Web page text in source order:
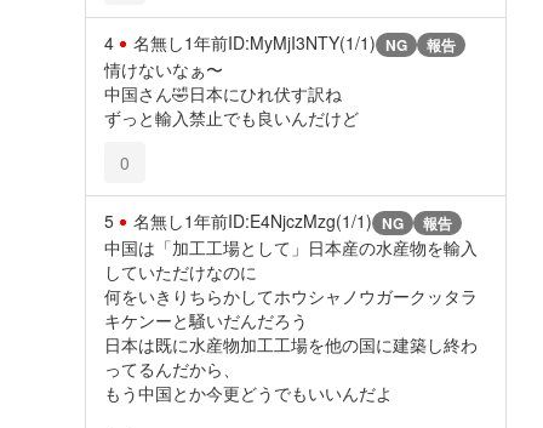
4 名無し1年前ID:MyMjI3NTY(1/1) NG 報告
情けないなぁ〜
中国さん🤣日本にひれ伏す訳ね
ずっと輸入禁止でも良いんだけど
0
5 名無し1年前ID:E4NjczMzg(1/1) NG 報告
中国は「加工工場として」日本産の水産物を輸入
していただけなのに
何をいきりちらかしてホウシャノウガークッタラ
キケンーと騒いだんだろう
日本は既に水産物加工工場を他の国に建築し終わ
ってるんだから、
もう中国とか今更どうでもいいんだよ